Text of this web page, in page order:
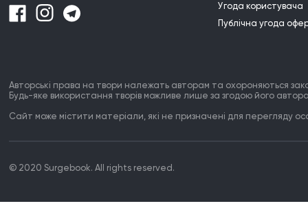
Угода користувача
Публічна угода
Авторські права на твори належать авторам та охороняються
Будь-яке використання творів можливе лише за згодою його
Сайт може містити матеріали, які не призначені для перегляду
© 2020 Surgebook. All rights reserved.